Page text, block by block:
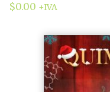
$0.00 +IVA